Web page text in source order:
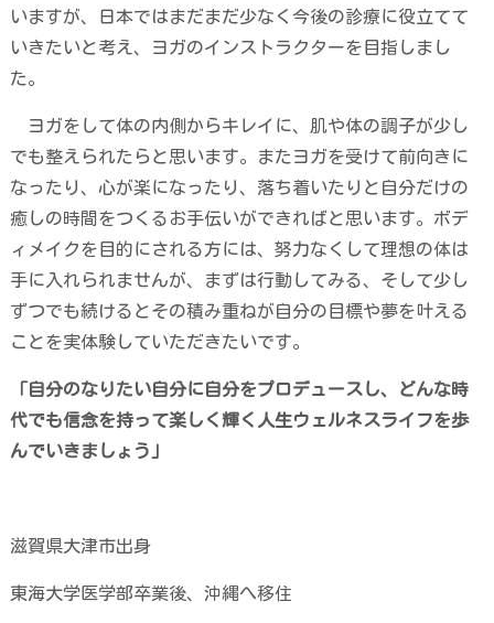
いますが、日本ではまだまだ少なく今後の診療に役立てて
いきたいと考え、ヨガのインストラクターを目指しまし
た。
ヨガをして体の内側からキレイに、肌や体の調子が少し
でも整えられたらと思います。またヨガを受けて前向きに
なったり、心が楽になったり、落ち着いたりと自分だけの
癒しの時間をつくるお手伝いができればと思います。ボデ
ィメイクを目的にされる方には、努力なくして理想の体は
手に入れられませんが、まずは行動してみる、そして少し
ずつでも続けるとその積み重ねが自分の目標や夢を叶える
ことを実体験していただきたいです。
「自分のなりたい自分に自分をプロデュースし、どんな時
代でも信念を持って楽しく輝く人生ウェルネスライフを歩
んでいきましょう」
滋賀県大津市出身
東海大学医学部卒業後、沖縄へ移住